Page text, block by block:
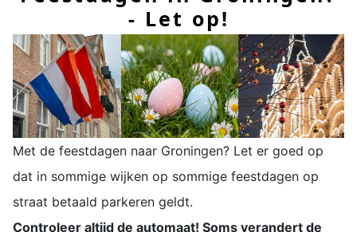
- Let op!
Met de feestdagen naar Groningen? Let er goed op
dat in sommige wijken op sommige feestdagen op
straat betaald parkeren geldt.
Controleer altijd de automaat! Soms verandert de